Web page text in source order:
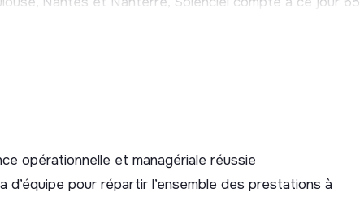
développer l’activité économique de l’antenne de
insertion dans les 12 prochains mois.
avec une conseillère en insertion sociale et
opérationnelle et managériale réussie
d’équipe pour répartir l’ensemble des prestations à